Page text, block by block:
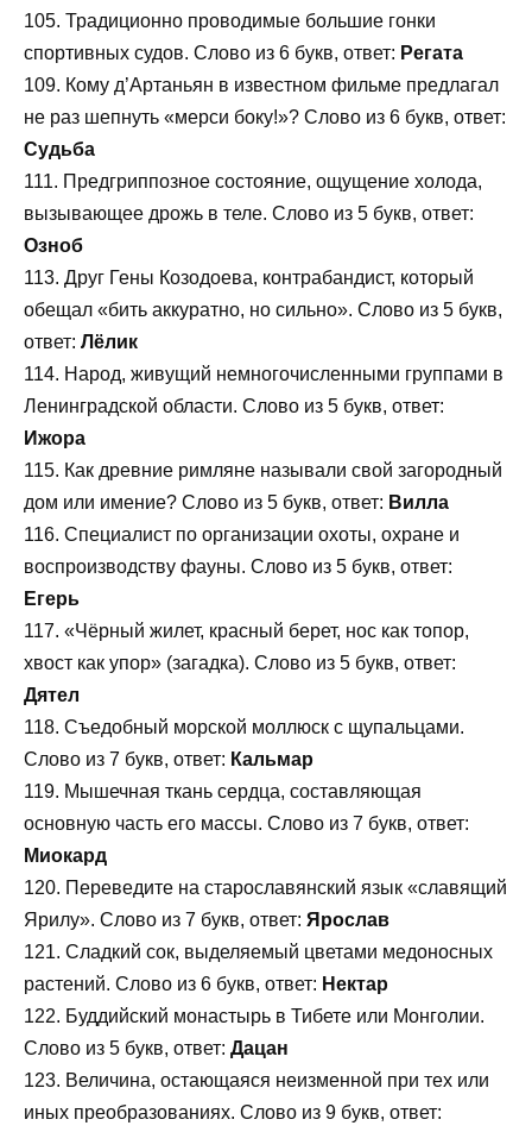
105. Традиционно проводимые большие гонки
спортивных судов. Слово из 6 букв, ответ: Регата
109. Кому д’Артаньян в известном фильме предлагал
не раз шепнуть «мерси боку!»? Слово из 6 букв, ответ:
Судьба
111. Предгриппозное состояние, ощущение холода,
вызывающее дрожь в теле. Слово из 5 букв, ответ:
Озноб
113. Друг Гены Козодоева, контрабандист, который
обещал «бить аккуратно, но сильно». Слово из 5 букв,
ответ: Лёлик
114. Народ, живущий немногочисленными группами в
Ленинградской области. Слово из 5 букв, ответ:
Ижора
115. Как древние римляне называли свой загородный
дом или имение? Слово из 5 букв, ответ: Вилла
116. Специалист по организации охоты, охране и
воспроизводству фауны. Слово из 5 букв, ответ:
Егерь
117. «Чёрный жилет, красный берет, нос как топор,
хвост как упор» (загадка). Слово из 5 букв, ответ:
Дятел
118. Съедобный морской моллюск с щупальцами.
Слово из 7 букв, ответ: Кальмар
119. Мышечная ткань сердца, составляющая
основную часть его массы. Слово из 7 букв, ответ:
Миокард
120. Переведите на старославянский язык «славящий
Ярилу». Слово из 7 букв, ответ: Ярослав
121. Сладкий сок, выделяемый цветами медоносных
растений. Слово из 6 букв, ответ: Нектар
122. Буддийский монастырь в Тибете или Монголии.
Слово из 5 букв, ответ: Дацан
123. Величина, остающаяся неизменной при тех или
иных преобразованиях. Слово из 9 букв, ответ: